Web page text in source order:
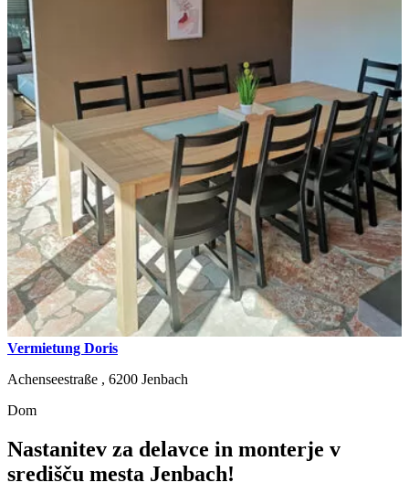
Vermietung Doris
Achenseestraße , 6200 Jenbach
Dom
Nastanitev za delavce in monterje v
središču mesta Jenbach!